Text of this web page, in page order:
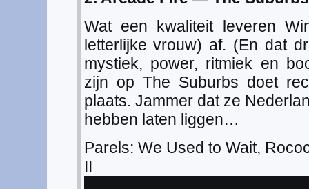
Wat een kwaliteit leveren
letterlijke vrouw) af. (En dat
mystiek, power, ritmiek en
zijn op The Suburbs doet
plaats. Jammer dat ze
hebben laten liggen…
Parels: We Used to Wait,
II